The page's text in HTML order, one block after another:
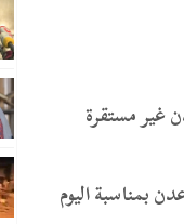
غير مستقرة
بمناسبة اليوم